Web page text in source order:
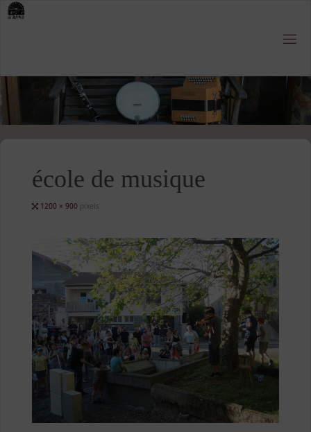
Skip
école de musique
Full1200 × 900 pixels